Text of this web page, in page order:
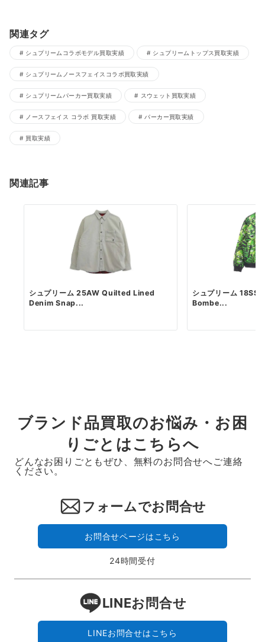
関連タグ
シュプリームコラボモデル買取実績 シュプリームトップス買取実績
シュプリームノースフェイスコラボ買取実績
シュプリームパーカー買取実績 スウェット買取実績
ノースフェイス コラボ 買取実績 パーカー買取実績
買取実績
関連記事
シュプリーム 25AW Quilted Lined
Denim Snap...
シュプリーム
Bombe...
ブランド品買取のお悩み・お困
りごとはこちらへ
どんなお困りごともぜひ、無料のお問合せへご連絡
ください。
フォームでお問合せ
お問合せページはこちら
24時間受付
LINEお問合せ
LINEお問合せはこちら